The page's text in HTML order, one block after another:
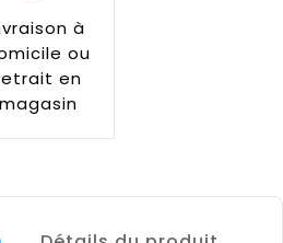
à
ou
en
magasin